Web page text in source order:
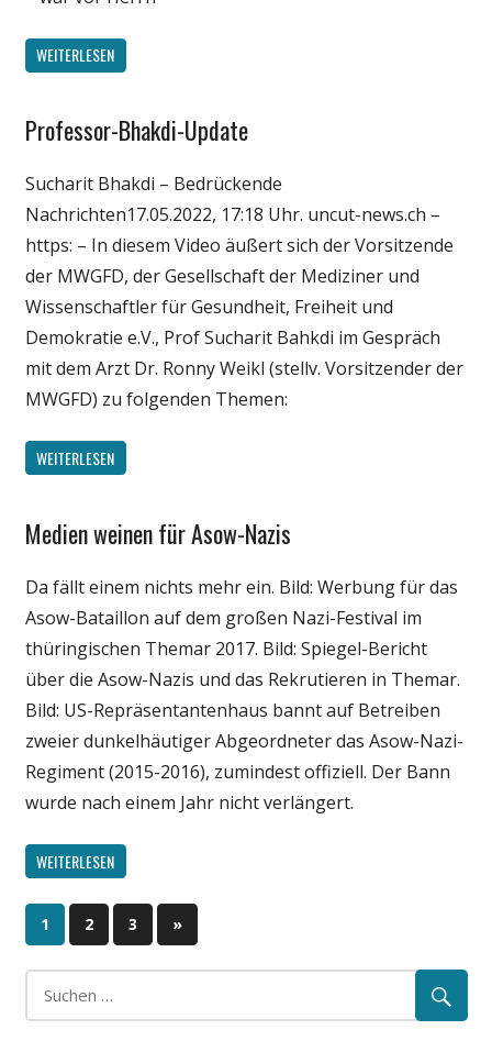
WEITERLESEN
Gesellschaft
Politik
Wirtschaft
Wissenschaft
Professor-Bhakdi-Update
Sucharit Bhakdi – Bedrückende
Nachrichten17.05.2022, 17:18 Uhr. uncut-news.ch –
https: – In diesem Video äußert sich der Vorsitzende
der MWGFD, der Gesellschaft der Mediziner und
Wissenschaftler für Gesundheit, Freiheit und
Demokratie e.V., Prof Sucharit Bahkdi im Gespräch
mit dem Arzt Dr. Ronny Weikl (stellv. Vorsitzender der
MWGFD) zu folgenden Themen:
WEITERLESEN
Gesellschaft
Politik
Wirtschaft
Wissenschaft
Medien weinen für Asow-Nazis
Da fällt einem nichts mehr ein. Bild: Werbung für das
Asow-Bataillon auf dem großen Nazi-Festival im
thüringischen Themar 2017. Bild: Spiegel-Bericht
über die Asow-Nazis und das Rekrutieren in Themar.
Bild: US-Repräsentantenhaus bannt auf Betreiben
zweier dunkelhäutiger Abgeordneter das Asow-Nazi-
Regiment (2015-2016), zumindest offiziell. Der Bann
wurde nach einem Jahr nicht verlängert.
WEITERLESEN
Beitragsnavigation
1 2 3
Nächste
Beiträge
»